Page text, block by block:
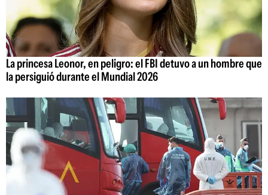
La princesa Leonor, en peligro: el FBI detuvo a un hombre que
la persiguió durante el Mundial 2026